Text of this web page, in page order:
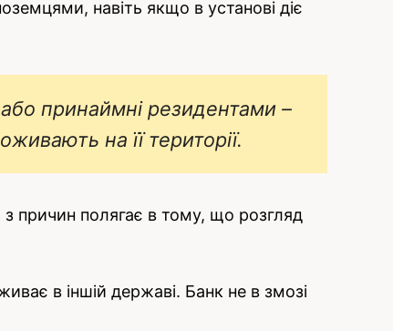
навіть якщо в установі діє
принаймні резидентами –
на її території.
причин полягає в тому, що розгляд
в іншій державі. Банк не в змозі